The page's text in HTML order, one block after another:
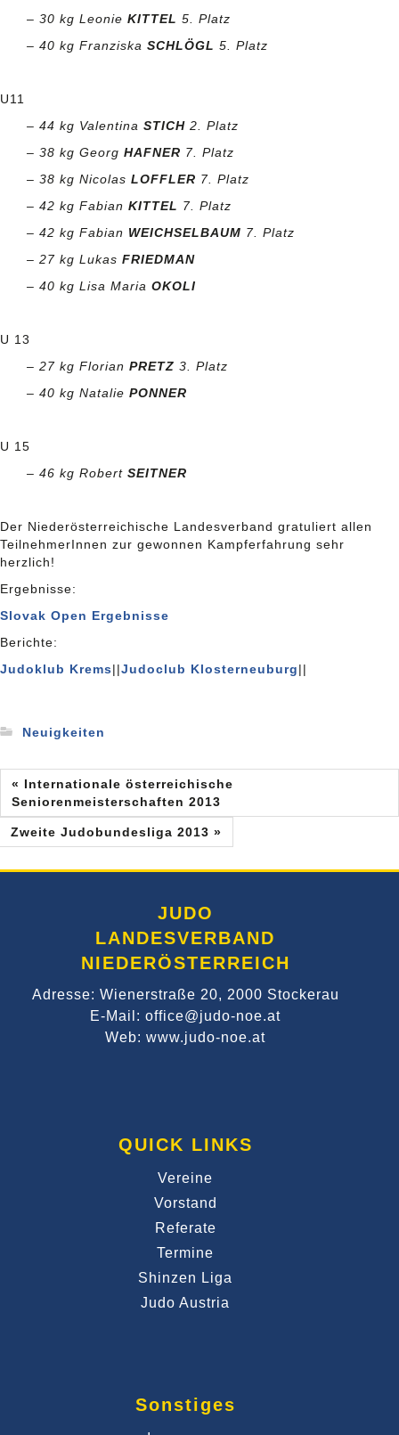
– 30 kg Leonie KITTEL 5. Platz
– 40 kg Franziska SCHLÖGL 5. Platz
U11
– 44 kg Valentina STICH 2. Platz
– 38 kg Georg HAFNER 7. Platz
– 38 kg Nicolas LOFFLER 7. Platz
– 42 kg Fabian KITTEL 7. Platz
– 42 kg Fabian WEICHSELBAUM 7. Platz
– 27 kg Lukas FRIEDMAN
– 40 kg Lisa Maria OKOLI
U 13
– 27 kg Florian PRETZ 3. Platz
– 40 kg Natalie PONNER
U 15
– 46 kg Robert SEITNER
Der Niederösterreichische Landesverband gratuliert allen
TeilnehmerInnen zur gewonnen Kampferfahrung sehr
herzlich!
Ergebnisse:
Slovak Open Ergebnisse
Berichte:
Judoklub Krems||Judoclub Klosterneuburg||
Neuigkeiten
« Internationale österreichische
Seniorenmeisterschaften 2013
Zweite Judobundesliga 2013 »
JUDO
LANDESVERBAND
NIEDERÖSTERREICH
Adresse: Wienerstraße 20, 2000 Stockerau
E-Mail: office@judo-noe.at
Web: www.judo-noe.at
QUICK LINKS
Vereine
Vorstand
Referate
Termine
Shinzen Liga
Judo Austria
Sonstiges